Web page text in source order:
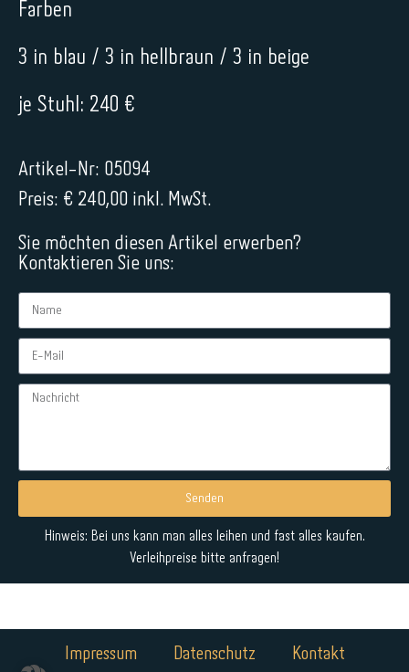
Farben
3 in blau / 3 in hellbraun / 3 in beige
je Stuhl: 240 €
Artikel-Nr: 05094
Preis: € 240,00 inkl. MwSt.
Sie möchten diesen Artikel erwerben?
Kontaktieren Sie uns:
Senden
Alternative:
Hinweis: Bei uns kann man alles leihen und fast alles kaufen.
Verleihpreise bitte anfragen!
Impressum Datenschutz Kontakt